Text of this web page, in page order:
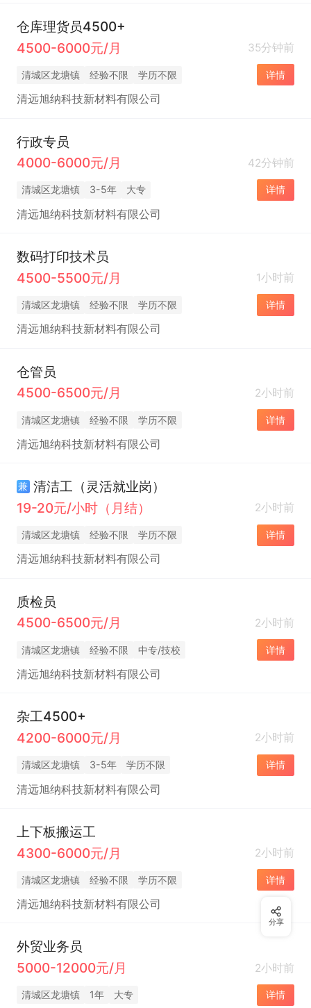
仓库理货员4500+
4500-6000元/月
35分钟前
清城区龙塘镇 经验不限 学历不限 详情
清远旭纳科技新材料有限公司
行政专员
4000-6000元/月
42分钟前
清城区龙塘镇 3-5年 大专 详情
清远旭纳科技新材料有限公司
数码打印技术员
4500-5500元/月
1小时前
清城区龙塘镇 经验不限 学历不限 详情
清远旭纳科技新材料有限公司
仓管员
4500-6500元/月
2小时前
清城区龙塘镇 经验不限 学历不限 详情
清远旭纳科技新材料有限公司
兼 清洁工（灵活就业岗）
19-20元/小时（月结）
2小时前
清城区龙塘镇 经验不限 学历不限 详情
清远旭纳科技新材料有限公司
质检员
4500-6500元/月
2小时前
清城区龙塘镇 经验不限 中专/技校 详情
清远旭纳科技新材料有限公司
杂工4500+
4200-6000元/月
2小时前
清城区龙塘镇 3-5年 学历不限 详情
清远旭纳科技新材料有限公司
上下板搬运工
4300-6000元/月
2小时前
清城区龙塘镇 经验不限 学历不限 详情
清远旭纳科技新材料有限公司
外贸业务员
5000-12000元/月
2小时前
清城区龙塘镇 1年 大专 详情
分享